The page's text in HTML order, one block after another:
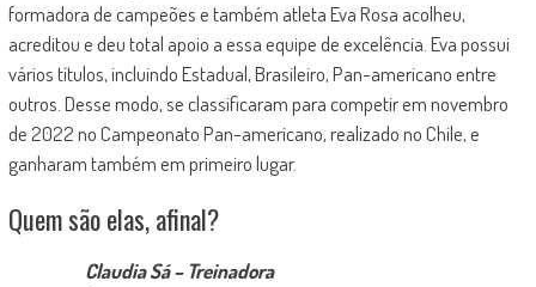
formadora de campeões e também atleta Eva Rosa acolheu,
acreditou e deu total apoio a essa equipe de excelência. Eva possui
vários títulos, incluindo Estadual, Brasileiro, Pan-americano entre
outros. Desse modo, se classificaram para competir em novembro
de 2022 no Campeonato Pan-americano, realizado no Chile, e
ganharam também em primeiro lugar.
Quem são elas, afinal?
Claudia Sá – Treinadora